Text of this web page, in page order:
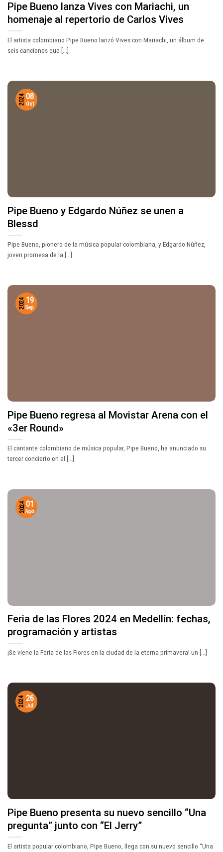
Pipe Bueno lanza Vives con Mariachi, un
homenaje al repertorio de Carlos Vives
El artista colombiano Pipe Bueno lanzó Vives con Mariachi, un álbum de
seis canciones que [...]
Pipe Bueno y Edgardo Núñez se unen a
Blessd
Pipe Bueno, pionero de la música popular colombiana, y Edgardo Núñez,
joven promesa de la [...]
08
Oct
2024
Pipe Bueno regresa al Movistar Arena con el
«3er Round»
El cantante colombiano de música popular, Pipe Bueno, ha anunciado su
tercer concierto en el [...]
19
Sep
2024
Feria de las Flores 2024 en Medellín: fechas,
programación y artistas
¡Se viene la Feria de las Flores en la ciudad de la eterna primavera! un [...]
01
Ago
2024
Pipe Bueno presenta su nuevo sencillo “Una
pregunta” junto con “El Jerry”
El artista popular colombiano, Pipe Bueno, llega con su nuevo sencillo “Una
26
Jul
2024